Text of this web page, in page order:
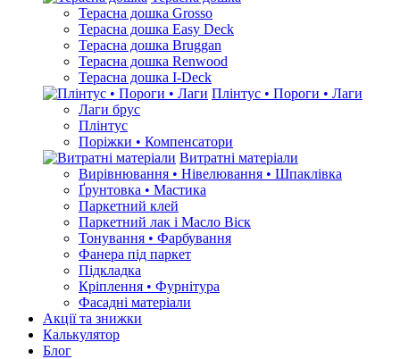
Терасна дошка Grosso
Терасна дошка Easy Deck
Терасна дошка Bruggan
Терасна дошка Renwood
Терасна дошка I-Deck
Плінтус • Пороги • Лаги
Лаги брус
Плінтус
Поріжки • Компенсатори
Витратні матеріали
Вирівнювання • Нівелювання • Шпаклівка
Ґрунтовкa • Мастика
Паркетний клей
Паркетний лак і Масло Віск
Тонування • Фарбування
Фанера під паркет
Підкладка
Кріплення • Фурнітура
Фасадні матеріали
Акції та знижки
Калькулятор
Блог